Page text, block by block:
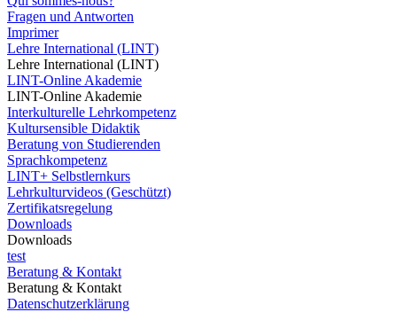
Fragen und Antworten
Imprimer
Lehre International (LINT)
Lehre International (LINT)
LINT-Online Akademie
LINT-Online Akademie
Interkulturelle Lehrkompetenz
Kultursensible Didaktik
Beratung von Studierenden
Sprachkompetenz
LINT+ Selbstlernkurs
Lehrkulturvideos (Geschützt)
Zertifikatsregelung
Downloads
Downloads
test
Beratung & Kontakt
Beratung & Kontakt
Datenschutzerklärung